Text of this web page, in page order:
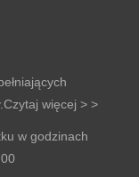
Czytaj więcej > >
w godzinach